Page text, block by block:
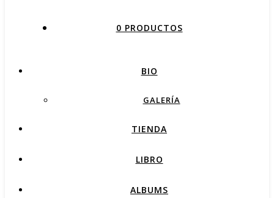
0 PRODUCTOS
BIO
GALERÍA
TIENDA
LIBRO
ALBUMS